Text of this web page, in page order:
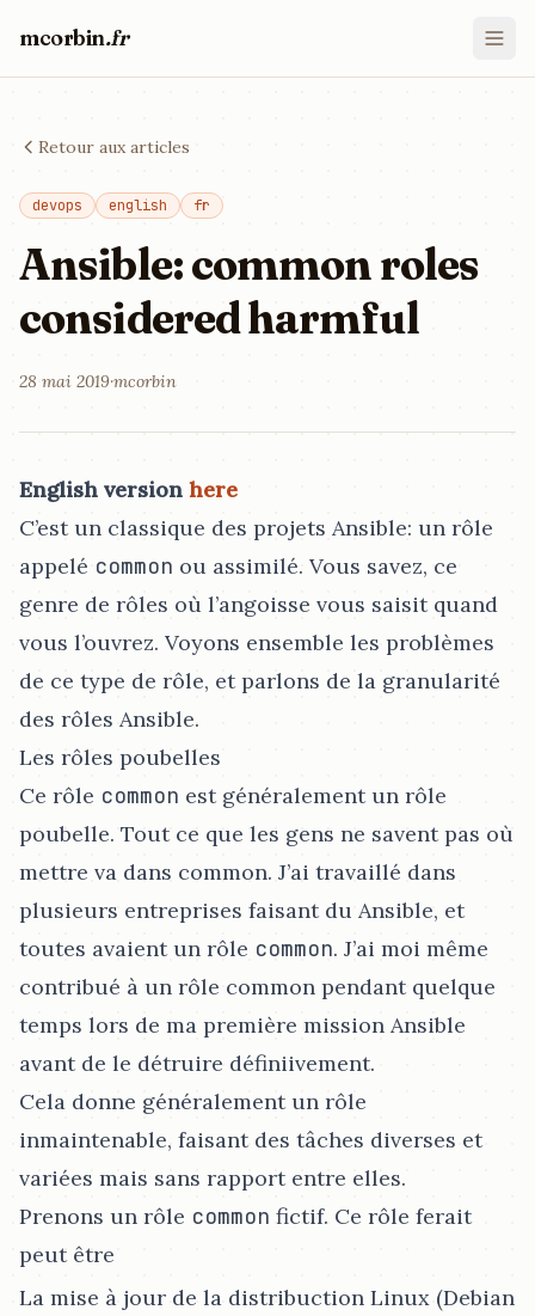
mcorbin.fr
Retour aux articles
devops english fr
Ansible: common roles
considered harmful
28 mai 2019·mcorbin
English version here
C’est un classique des projets Ansible: un rôle
appelé common ou assimilé. Vous savez, ce
genre de rôles où l’angoisse vous saisit quand
vous l’ouvrez. Voyons ensemble les problèmes
de ce type de rôle, et parlons de la granularité
des rôles Ansible.
Les rôles poubelles
Ce rôle common est généralement un rôle
poubelle. Tout ce que les gens ne savent pas où
mettre va dans common. J’ai travaillé dans
plusieurs entreprises faisant du Ansible, et
toutes avaient un rôle common. J’ai moi même
contribué à un rôle common pendant quelque
temps lors de ma première mission Ansible
avant de le détruire définiivement.
Cela donne généralement un rôle
inmaintenable, faisant des tâches diverses et
variées mais sans rapport entre elles.
Prenons un rôle common fictif. Ce rôle ferait
peut être
La mise à jour de la distribuction Linux (Debian